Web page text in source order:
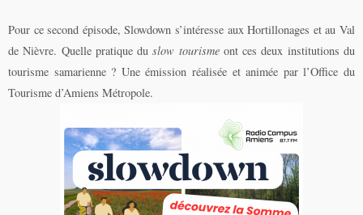
Pour ce second épisode, Slowdown s’intéresse aux Hortillonages et au Val
de Nièvre. Quelle pratique duslow tourismeont ces deux institutions du
tourisme samarienne ? Une émission réalisée et animée par l’Office du
Tourisme d’Amiens Métropole.